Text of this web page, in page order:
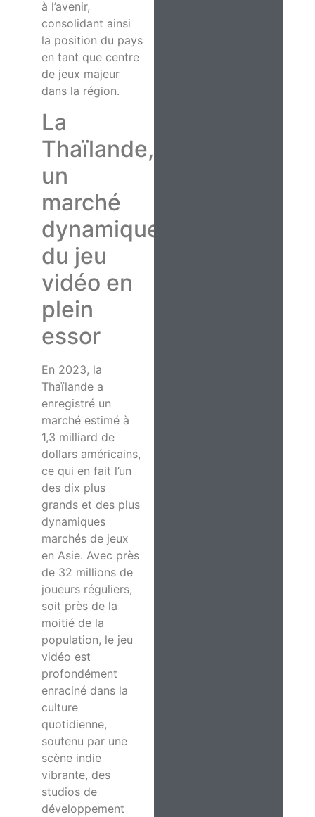
à l’avenir,
consolidant ainsi
la position du pays
en tant que centre
de jeux majeur
dans la région.
La
Thaïlande,
un
marché
dynamique
du jeu
vidéo en
plein
essor
En 2023, la
Thaïlande a
enregistré un
marché estimé à
1,3 milliard de
dollars américains,
ce qui en fait l’un
des dix plus
grands et des plus
dynamiques
marchés de jeux
en Asie. Avec près
de 32 millions de
joueurs réguliers,
soit près de la
moitié de la
population, le jeu
vidéo est
profondément
enraciné dans la
culture
quotidienne,
soutenu par une
scène indie
vibrante, des
studios de
développement